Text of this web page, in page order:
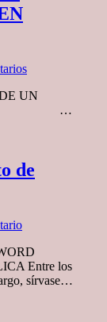
UN
…
de
Entre los
sírvase…